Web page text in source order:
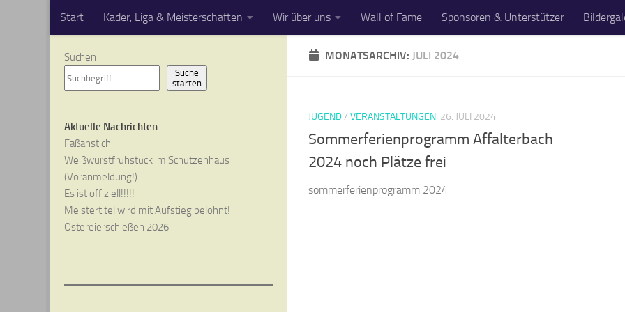
Zum Inhalt springen
Start Kader, Liga & Meisterschaften Wir über uns Wall of Fame Sponsoren & Unterstützer
MONATSARCHIV: JULI 2024
JUGEND/ VERANSTALTUNGEN 26. JULI 2024
Sommerferienprogramm Affalterbach
2024 noch Plätze frei
sommerferienprogramm 2024
Suchen
Suche
starten
Aktuelle Nachrichten
Faßanstich
Weißwurstfrühstück im Schützenhaus
(Voranmeldung!)
Es ist offiziell!!!!!
Meistertitel wird mit Aufstieg belohnt!
Ostereierschießen 2026